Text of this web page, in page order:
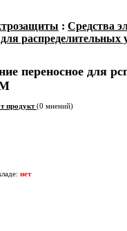
: Средства
распределительных
переносное для
продукт(0 мнений)
нет